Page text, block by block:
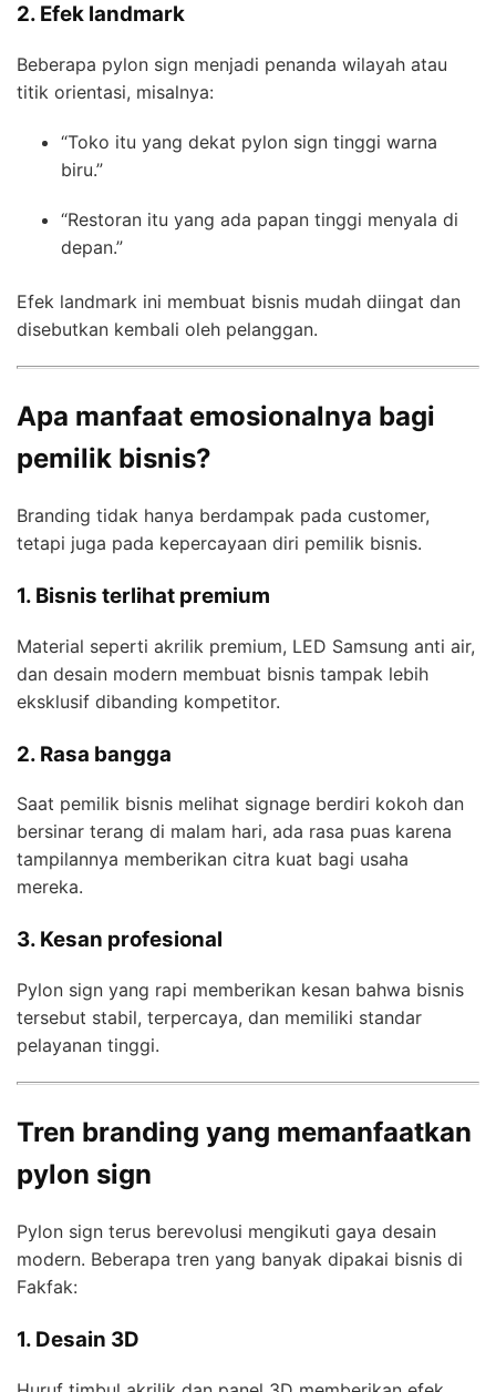
2. Efek landmark
Beberapa pylon sign menjadi penanda wilayah atau
titik orientasi, misalnya:
“Toko itu yang dekat pylon sign tinggi warna
biru.”
“Restoran itu yang ada papan tinggi menyala di
depan.”
Efek landmark ini membuat bisnis mudah diingat dan
disebutkan kembali oleh pelanggan.
Apa manfaat emosionalnya bagi
pemilik bisnis?
Branding tidak hanya berdampak pada customer,
tetapi juga pada kepercayaan diri pemilik bisnis.
1. Bisnis terlihat premium
Material seperti akrilik premium, LED Samsung anti air,
dan desain modern membuat bisnis tampak lebih
eksklusif dibanding kompetitor.
2. Rasa bangga
Saat pemilik bisnis melihat signage berdiri kokoh dan
bersinar terang di malam hari, ada rasa puas karena
tampilannya memberikan citra kuat bagi usaha
mereka.
3. Kesan profesional
Pylon sign yang rapi memberikan kesan bahwa bisnis
tersebut stabil, terpercaya, dan memiliki standar
pelayanan tinggi.
Tren branding yang memanfaatkan
pylon sign
Pylon sign terus berevolusi mengikuti gaya desain
modern. Beberapa tren yang banyak dipakai bisnis di
Fakfak:
1. Desain 3D